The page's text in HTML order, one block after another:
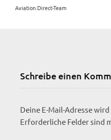
Aviation.Direct-Team
Schreibe einen
Deine E-Mail-Adresse
Erforderliche Felder sind